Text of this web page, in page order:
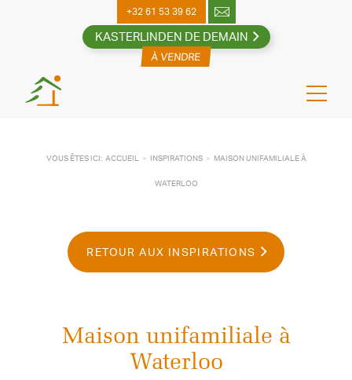
KASTERLINDEN DE DEMAIN
+32 61 53 39 62
VOUS ÊTES ICI: ACCUEIL INSPIRATIONS MAISON UNIFAMILIALE À
WATERLOO
RETOUR AUX INSPIRATIONS
Maison unifamiliale à
Waterloo